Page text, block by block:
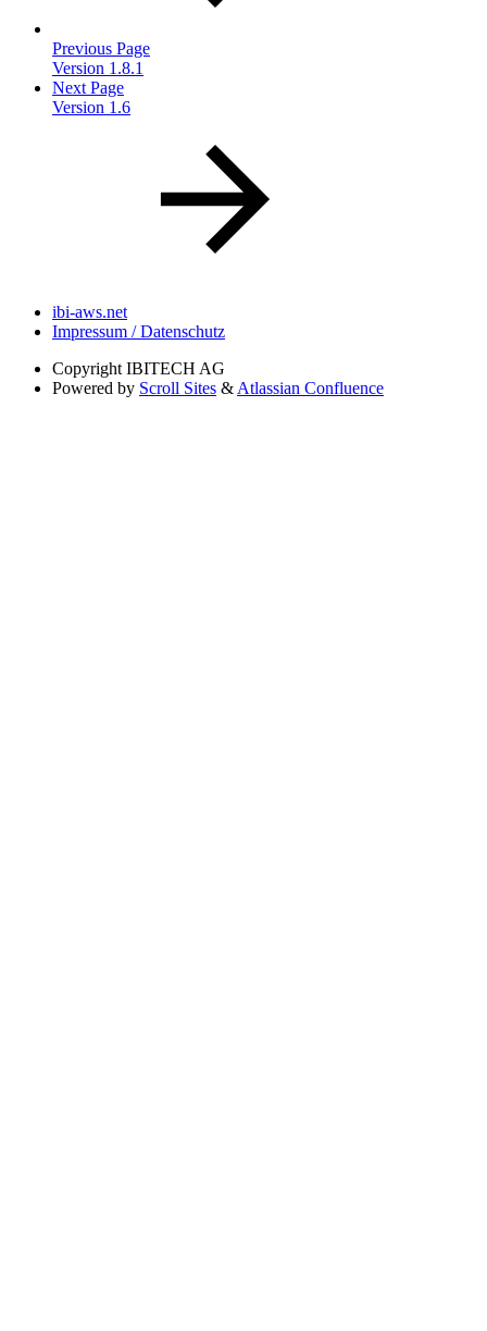
Previous Page
Version 1.8.1
Next Page
Version 1.6
ibi-aws.net
Impressum / Datenschutz
Copyright IBITECH AG
Powered by Scroll Sites & Atlassian Confluence